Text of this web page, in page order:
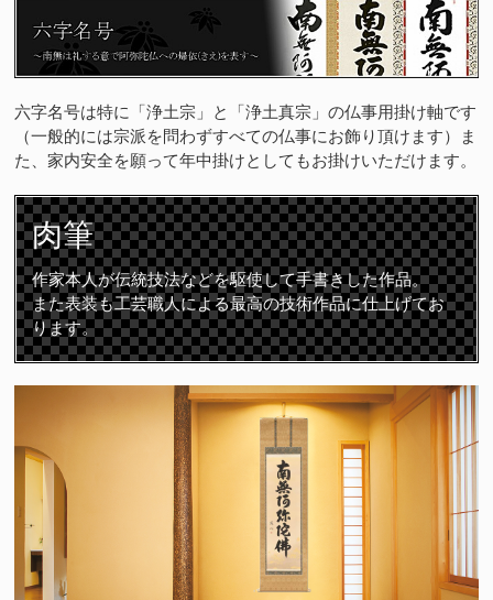
六字名号は特に「浄土宗」と「浄土真宗」の仏事用掛け軸です
（一般的には宗派を問わずすべての仏事にお飾り頂けます）ま
た、家内安全を願って年中掛けとしてもお掛けいただけます。
肉筆
作家本人が伝統技法などを駆使して手書きした作品。
また表装も工芸職人による最高の技術作品に仕上げてお
ります。